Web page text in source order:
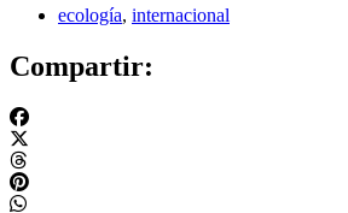
ecología, internacional
Compartir: